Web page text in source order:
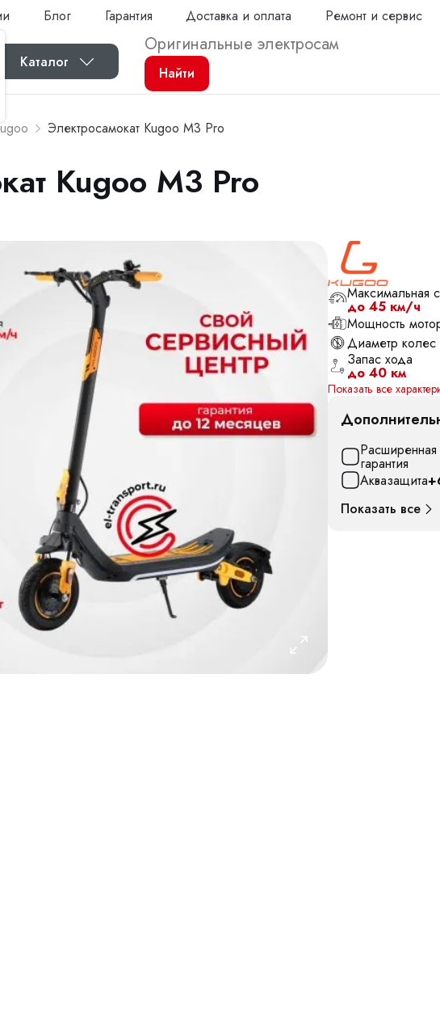
Блог Гарантия Доставка и оплата Ремонт и сервис
Каталог
Найти
Электросамокат Kugoo M3 Pro
Kugoo M3 Pro
Максимальная
до 45 км/ч
Мощность
Диаметр колес
Запас хода
до 40 км
Показать все
Расширенная
гарантия
Аквазащита
Показать все